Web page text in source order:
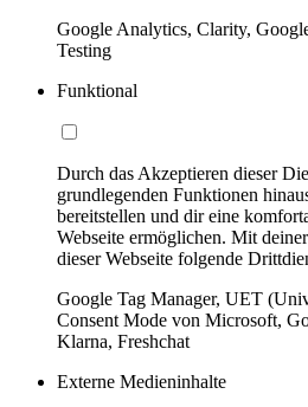
Google Analytics, Clarity,
Testing
Funktional
Durch das Akzeptieren dieser
grundlegenden Funktionen
bereitstellen und dir eine
Webseite ermöglichen. Mit
dieser Webseite folgende
Google Tag Manager, UET
Consent Mode von Microsoft,
Klarna, Freshchat
Externe Medieninhalte